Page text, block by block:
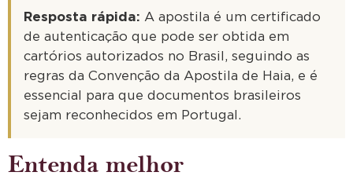
Resposta rápida: A apostila é um certificado
de autenticação que pode ser obtida em
cartórios autorizados no Brasil, seguindo as
regras da Convenção da Apostila de Haia, e é
essencial para que documentos brasileiros
sejam reconhecidos em Portugal.
Entenda melhor